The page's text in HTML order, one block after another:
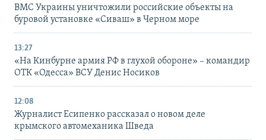
ВМС Украины уничтожили российские объекты на
буровой установке «Сиваш» в Черном море
13:27
«На Кинбурне армия РФ в глухой обороне» – командир
ОТК «Одесса» ВСУ Денис Носиков
12:08
Журналист Есипенко рассказал о новом деле
крымского автомеханика Шведа